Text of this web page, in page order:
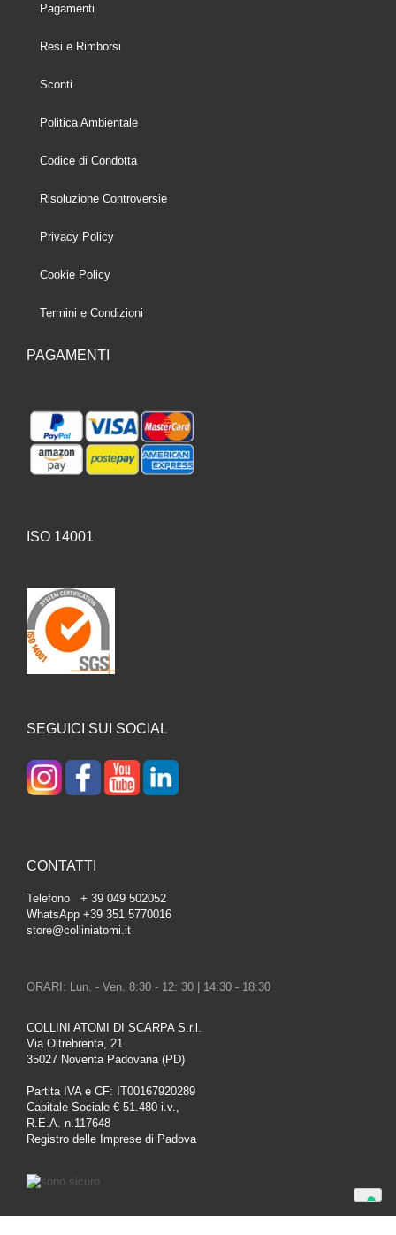
Pagamenti
Resi e Rimborsi
Sconti
Politica Ambientale
Codice di Condotta
Risoluzione Controversie
Privacy Policy
Cookie Policy
Termini e Condizioni
PAGAMENTI
ISO 14001
SEGUICI SUI SOCIAL
CONTATTI
Telefono + 39 049 502052
WhatsApp +39 351 5770016
store@colliniatomi.it
ORARI: Lun. - Ven. 8:30 - 12: 30 | 14:30 - 18:30
COLLINI ATOMI DI SCARPA S.r.l.
Via Oltrebrenta, 21
35027 Noventa Padovana (PD)
Partita IVA e CF: IT00167920289
Capitale Sociale € 51.480 i.v.,
R.E.A. n.117648
Registro delle Imprese di Padova